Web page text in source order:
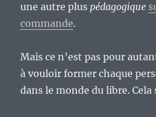
une autre pluspédagogique
commande.
Mais ce n’est pas pour
à vouloir former chaque
dans le monde du libre.